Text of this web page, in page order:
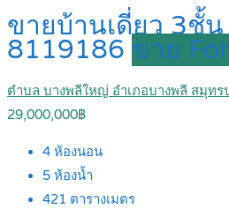
ขายบ้านเดี่ยว 3ชั้
8119186 ขาย
ตำบล บางพลีใหญ่ อำเภอบางพลี สมุทร
29,000,000฿
4 ห้องนอน
5 ห้องน้ำ
421 ตารางเมตร